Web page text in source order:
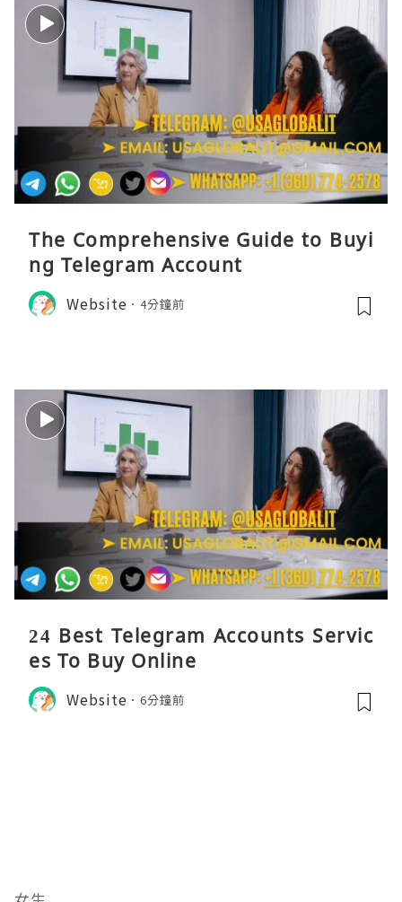
The Comprehensive Guide to Buyi
ng Telegram Account
Website 4分鐘前
24 Best Telegram Accounts Servic
es To Buy Online
Website 6分鐘前